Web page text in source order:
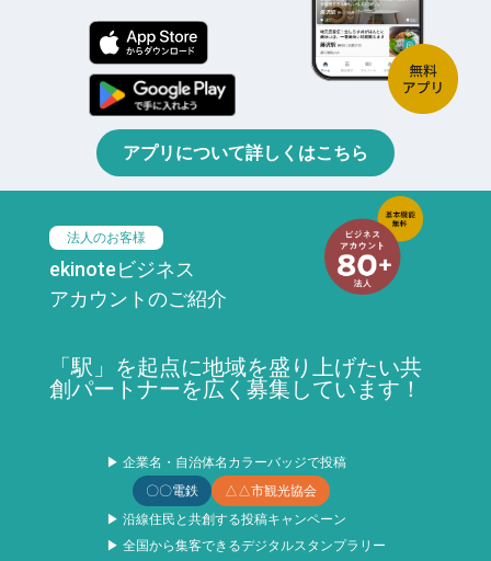
アプリについて詳しくはこちら
法人のお客様
ekinoteビジネス
アカウントのご紹介
「駅」を起点に地域を盛り上げたい共
創パートナーを広く募集しています！
▶ 企業名・自治体名カラーバッジで投稿
〇〇電鉄
△△市観光協会
▶ 沿線住民と共創する投稿キャンペーン
▶ 全国から集客できるデジタルスタンプラリー